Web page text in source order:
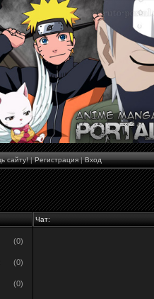
сайту!|Регистрация|Вход
Чат:
(0)
(0)
(0)